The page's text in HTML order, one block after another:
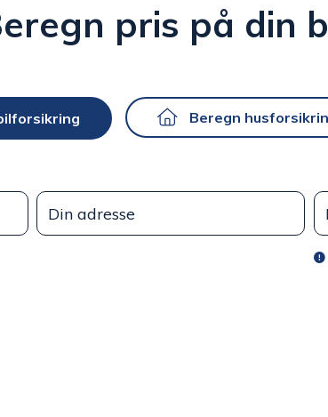
pris på din
Beregn